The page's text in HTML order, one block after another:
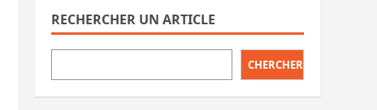
RECHERCHER UN ARTICLE
CHERCHER